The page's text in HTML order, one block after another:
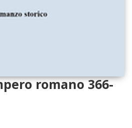
romano 366-